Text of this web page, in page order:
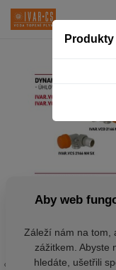
Aby web
Záleží nám na tom,
zážitkem. Abyste
hledáte, ušetřili